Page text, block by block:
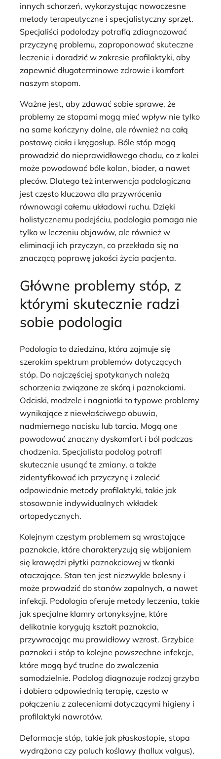
innych schorzeń, wykorzystując nowoczesne
metody terapeutyczne i specjalistyczny sprzęt.
Specjaliści podolodzy potrafią zdiagnozować
przyczynę problemu, zaproponować skuteczne
leczenie i doradzić w zakresie profilaktyki, aby
zapewnić długoterminowe zdrowie i komfort
naszym stopom.
Ważne jest, aby zdawać sobie sprawę, że
problemy ze stopami mogą mieć wpływ nie tylko
na same kończyny dolne, ale również na całą
postawę ciała i kręgosłup. Bóle stóp mogą
prowadzić do nieprawidłowego chodu, co z kolei
może powodować bóle kolan, bioder, a nawet
pleców. Dlatego też interwencja podologiczna
jest często kluczowa dla przywrócenia
równowagi całemu układowi ruchu. Dzięki
holistycznemu podejściu, podologia pomaga nie
tylko w leczeniu objawów, ale również w
eliminacji ich przyczyn, co przekłada się na
znaczącą poprawę jakości życia pacjenta.
Główne problemy stóp, z
którymi skutecznie radzi
sobie podologia
Podologia to dziedzina, która zajmuje się
szerokim spektrum problemów dotyczących
stóp. Do najczęściej spotykanych należą
schorzenia związane ze skórą i paznokciami.
Odciski, modzele i nagniotki to typowe problemy
wynikające z niewłaściwego obuwia,
nadmiernego nacisku lub tarcia. Mogą one
powodować znaczny dyskomfort i ból podczas
chodzenia. Specjalista podolog potrafi
skutecznie usunąć te zmiany, a także
zidentyfikować ich przyczynę i zalecić
odpowiednie metody profilaktyki, takie jak
stosowanie indywidualnych wkładek
ortopedycznych.
Kolejnym częstym problemem są wrastające
paznokcie, które charakteryzują się wbijaniem
się krawędzi płytki paznokciowej w tkanki
otaczające. Stan ten jest niezwykle bolesny i
może prowadzić do stanów zapalnych, a nawet
infekcji. Podologia oferuje metody leczenia, takie
jak specjalne klamry ortonyksyjne, które
delikatnie korygują kształt paznokcia,
przywracając mu prawidłowy wzrost. Grzybice
paznokci i stóp to kolejne powszechne infekcje,
które mogą być trudne do zwalczenia
samodzielnie. Podolog diagnozuje rodzaj grzyba
i dobiera odpowiednią terapię, często w
połączeniu z zaleceniami dotyczącymi higieny i
profilaktyki nawrotów.
Deformacje stóp, takie jak płaskostopie, stopa
wydrążona czy paluch koślawy (hallux valgus),